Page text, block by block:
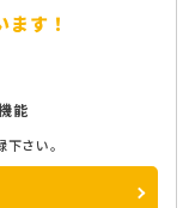
す！
能
さい。